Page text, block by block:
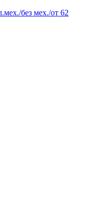
без мех./от 62